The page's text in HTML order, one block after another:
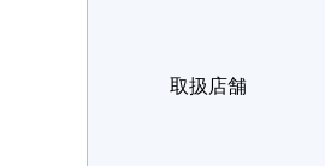
取扱店舗